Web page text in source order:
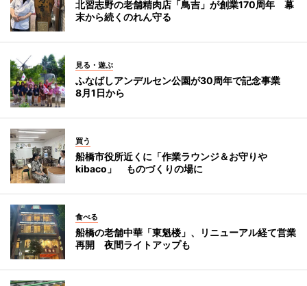
北習志野の老舗精肉店「鳥吉」が創業170周年 幕
末から続くのれん守る
見る・遊ぶ
ふなばしアンデルセン公園が30周年で記念事業
8月1日から
買う
船橋市役所近くに「作業ラウンジ＆お守りや
kibaco」 ものづくりの場に
食べる
船橋の老舗中華「東魁楼」、リニューアル経て営業
再開 夜間ライトアップも